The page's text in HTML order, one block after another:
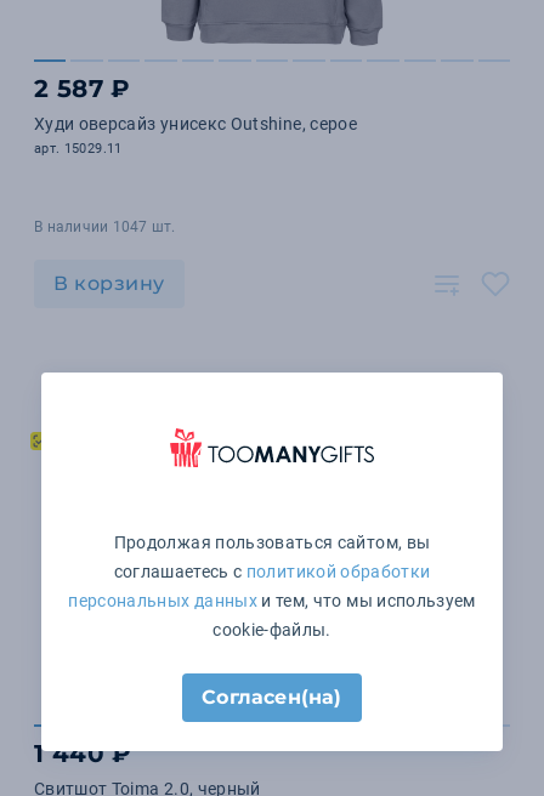
2 587 ₽
Худи оверсайз унисекс Outshine, серое
арт. 15029.11
В наличии 1047 шт.
В корзину
1 440 ₽
Свитшот Toima 2.0, черный
Продолжая пользоваться сайтом, вы
соглашаетесь с политикой обработки
персональных данныхи тем, что мы используем
cookie-файлы.
Согласен(на)